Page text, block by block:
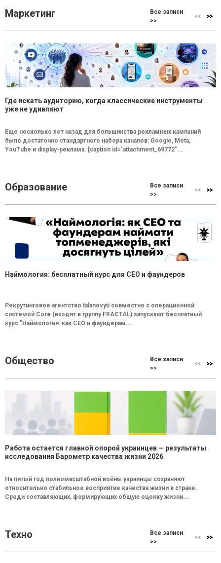
Маркетинг
Все записи
>>
Где искать аудиторию, когда классические инструменты
уже не удивляют
Еще несколько лет назад для большинства рекламных кампаний
было достаточно стандартного набора каналов: Google, Meta,
YouTube и display-реклама. [caption id="attachment_69772"...
Образование
Все записи
>>
Наймология: бесплатный курс для CEO и фаундеров
Рекрутинговое агентство talanovyti совместно с операционной
системой Core (входят в группу FRACTAL) запускают бесплатный
курс "Наймология: как СEO и фаундерам...
Общество
Все записи
>>
Работа остается главной опорой украинцев — результаты
исследования Барометр качества жизни 2026
На пятый год полномасштабной войны украинцы сохраняют
относительно стабильное восприятие качества жизни в стране.
Среди составляющих, формирующих общую оценку жизни...
Техно
Все записи
>>